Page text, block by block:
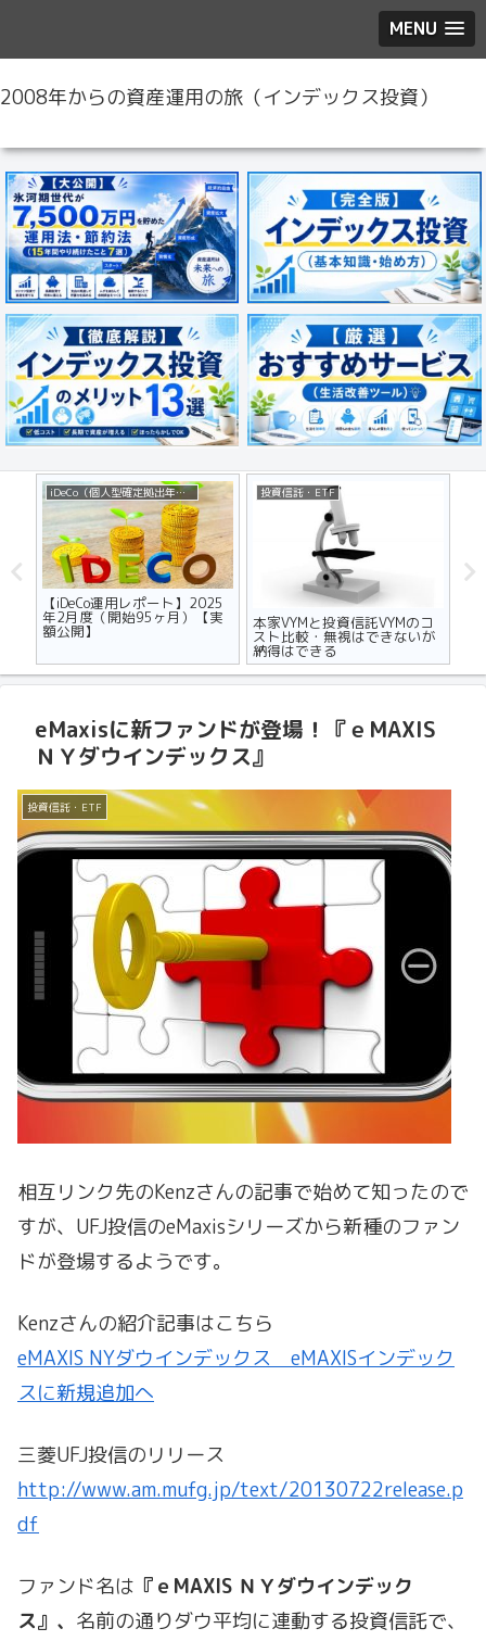
MENU
2008年からの資産運用の旅（インデックス投資）
iDeCo（個人型確定拠出年金）
【iDeCo運用レポート】2025
年2月度（開始95ヶ月）【実
額公開】
投資信託・ETF
本家VYMと投資信託VYMのコ
スト比較・無視はできないが
納得はできる
eMaxisに新ファンドが登場！『ｅMAXIS
ＮＹダウインデックス』
投資信託・ETF
相互リンク先のKenzさんの記事で始めて知ったので
すが、UFJ投信のeMaxisシリーズから新種のファン
ドが登場するようです。
Kenzさんの紹介記事はこちら
eMAXIS NYダウインデックス eMAXISインデック
スに新規追加へ
三菱UFJ投信のリリース
http://www.am.mufg.jp/text/20130722release.p
df
ファンド名は 『ｅMAXIS ＮＹダウインデック
ス』、 名前の通りダウ平均に連動する投資信託で、